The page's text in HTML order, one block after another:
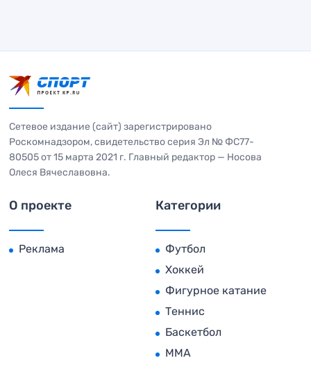
Сетевое издание (сайт) зарегистрировано
Роскомнадзором, свидетельство серия Эл № ФС77-
80505 от 15 марта 2021 г. Главный редактор — Носова
Олеся Вячеславовна.
О проекте
Реклама
Категории
Футбол
Хоккей
Фигурное катание
Теннис
Баскетбол
MMA